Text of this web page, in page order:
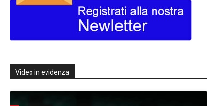
Video in evidenza